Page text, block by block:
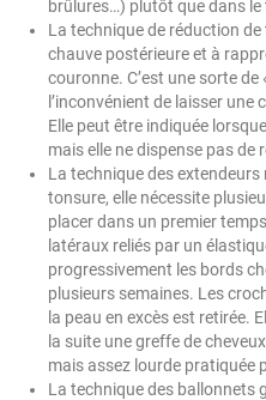
brûlures…) plutôt que dans
La technique de réduction
chauve postérieure et à
couronne. C’est une sorte
l’inconvénient de laisser une
Elle peut être indiquée
mais elle ne dispense pas de
La technique des
tonsure, elle nécessite
placer dans un premier
latéraux reliés par un
progressivement les bords
plusieurs semaines. Les
la peau en excès est retirée.
la suite une greffe de
mais assez lourde pratiquée
La technique des ballonnets